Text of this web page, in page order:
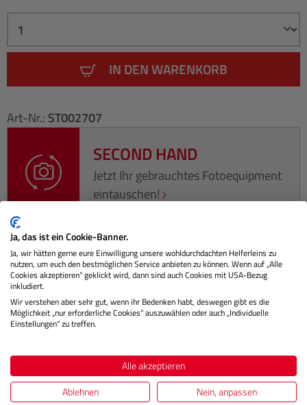
IN DEN WARENKORB
Art-Nr.: ST002707
SECOND HAND
Jetzt Ihr gebrauchtes Fotoequipment
eintauschen!
Beschreibung
Diese praktische Stativtasche ist ideal für alle Befree und
Compact Stative. Kompakt und leicht ist sie die perfekte
Bewertungen
Ja, das ist ein Cookie-Banner.
Ja, wir hätten gerne eure Einwilligung unsere wohldurchdachten Helferleins zu
nutzen, um euch den bestmöglichen Service anbieten zu können. Wenn auf „Alle
Cookies akzeptieren“ geklickt wird, dann sind auch Cookies mit USA-Bezug
inkludiert.
Wir verstehen aber sehr gut, wenn ihr Bedenken habt, deswegen gibt es die
Möglichkeit „nur erforderliche Cookies“ auszuwählen oder auch „Individuelle
Einstellungen“ zu treffen.
Alle akzeptieren
Ablehnen
Nein, anpassen